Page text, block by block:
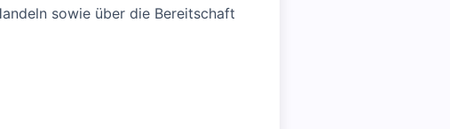
sowie über die Bereitschaft